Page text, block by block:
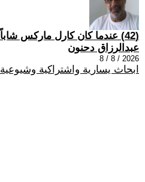
(42) عندما كان كارل ماركس شاباً
عبدالرزاق دحنون
2026 / 8 / 8
ابحاث يسارية واشتراكية وشيوعية